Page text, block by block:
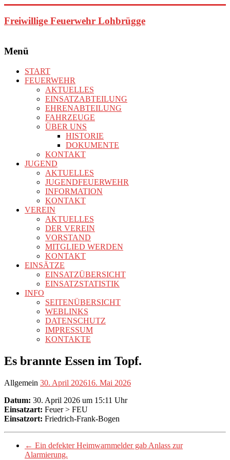
Inhalt
springen
Freiwillige Feuerwehr Lohbrügge
Menü
START
FEUERWEHR
AKTUELLES
EINSATZABTEILUNG
EHRENABTEILUNG
FAHRZEUGE
ÜBER UNS
HISTORIE
DOKUMENTE
KONTAKT
JUGEND
AKTUELLES
JUGENDFEUERWEHR
INFORMATION
KONTAKT
VEREIN
AKTUELLES
DER VEREIN
VORSTAND
MITGLIED WERDEN
KONTAKT
EINSÄTZE
EINSATZÜBERSICHT
EINSATZSTATISTIK
INFO
SEITENÜBERSICHT
WEBLINKS
DATENSCHUTZ
IMPRESSUM
KONTAKTE
Es brannte Essen im Topf.
Allgemein 30. April 202616. Mai 2026
Datum: 30. April 2026 um 15:11 Uhr
Einsatzart: Feuer > FEU
Einsatzort: Friedrich-Frank-Bogen
← Ein defekter Heimwarnmelder gab Anlass zur
Alarmierung.